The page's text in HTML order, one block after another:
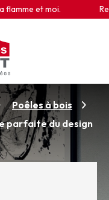
Retrouvez-
Poêles à bois
parfaite du design